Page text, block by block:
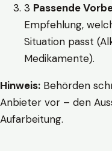
3 Passende
Empfehlung,
Situation passt
Medikamente).
Hinweis: Behörden
Anbieter vor – den
Aufarbeitung.